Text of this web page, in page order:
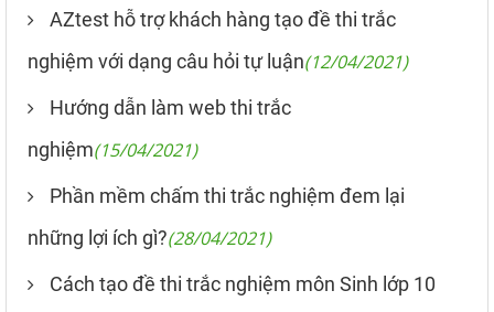
AZtest hỗ trợ khách hàng tạo đề thi trắc
nghiệm với dạng câu hỏi tự luận(12/04/2021)
Hướng dẫn làm web thi trắc
nghiệm(15/04/2021)
Phần mềm chấm thi trắc nghiệm đem lại
những lợi ích gì?(28/04/2021)
Cách tạo đề thi trắc nghiệm môn Sinh lớp 10